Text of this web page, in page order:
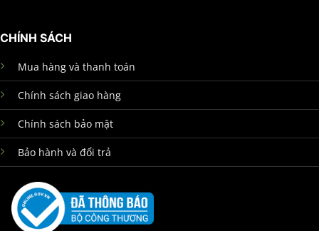
CHÍNH SÁCH
Mua hàng và thanh toán
Chính sách giao hàng
Chính sách bảo mật
Bảo hành và đổi trả